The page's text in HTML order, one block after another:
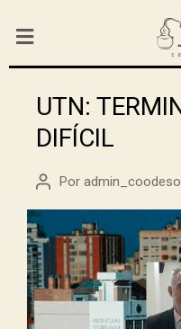
UTN:
DIFÍCIL
Por